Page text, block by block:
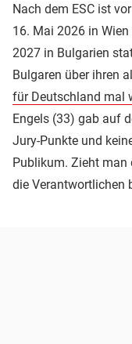
Nach dem ESC ist
16. Mai 2026 in
2027 in Bulgarien
Bulgaren über ihren
für Deutschland mal
Engels (33) gab auf
Jury-Punkte und
Publikum. Zieht man
die Verantwortlichen